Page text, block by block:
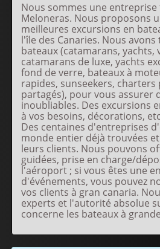
Nous sommes une entreprise
Meloneras. Nous proposons
meilleures excursions en
l'île des Canaries. Nous
bateaux (catamarans, yachts,
catamarans de luxe, yachts
fond de verre, bateaux à
rapides, sunseekers, charters
partagés), pour vous assurer
inoubliables. Des excursions
à vos besoins, décorations,
Des centaines d'entreprises
monde entier déjà trouvées
leurs clients. Nous pouvons
guidées, prise en charge/
l'aéroport ; si vous êtes une
d'événements, vous pouvez
vos clients à gran canaria.
experts et l'autorité absolue
concerne les bateaux à